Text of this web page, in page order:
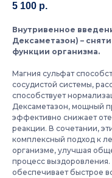
5 100 р.
Внутривенное
Дексаметазон) –
функции организма.
Магния сульфат
сосудистой системы,
способствует
Дексаметазон, мощный
эффективно снижает
реакции. В сочетании,
комплексный подход к
организме, улучшая
процесс
обеспечивает быстрое